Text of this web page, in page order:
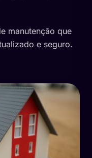
manutenção que
e seguro.